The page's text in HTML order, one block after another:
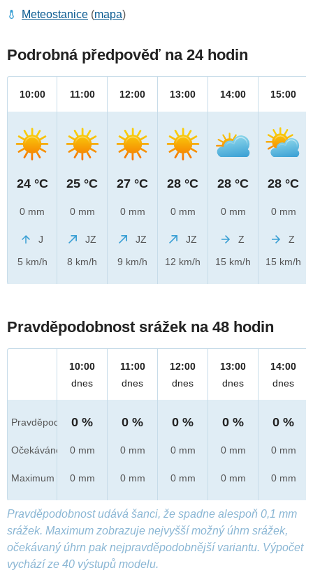
Meteostanice (mapa)
Podrobná předpověď na 24 hodin
10:00
24 °C
0 mm
J
5 km/h
11:00
25 °C
0 mm
JZ
8 km/h
12:00
27 °C
0 mm
JZ
9 km/h
13:00
28 °C
0 mm
JZ
12 km/h
14:00
28 °C
0 mm
Z
15 km/h
15:00
28 °C
0 mm
Z
15 km/h
Pravděpodobnost srážek na 48 hodin
Pravděpod.
Očekáváno
Maximum
10:00
dnes
0 %
0 mm
0 mm
11:00
dnes
0 %
0 mm
0 mm
12:00
dnes
0 %
0 mm
0 mm
13:00
dnes
0 %
0 mm
0 mm
14:00
dnes
0 %
0 mm
0 mm
Pravděpodobnost udává šanci, že spadne alespoň 0,1 mm
srážek. Maximum zobrazuje nejvyšší možný úhrn srážek,
očekávaný úhrn pak nejpravděpodobnější variantu. Výpočet
vychází ze 40 výstupů modelu.